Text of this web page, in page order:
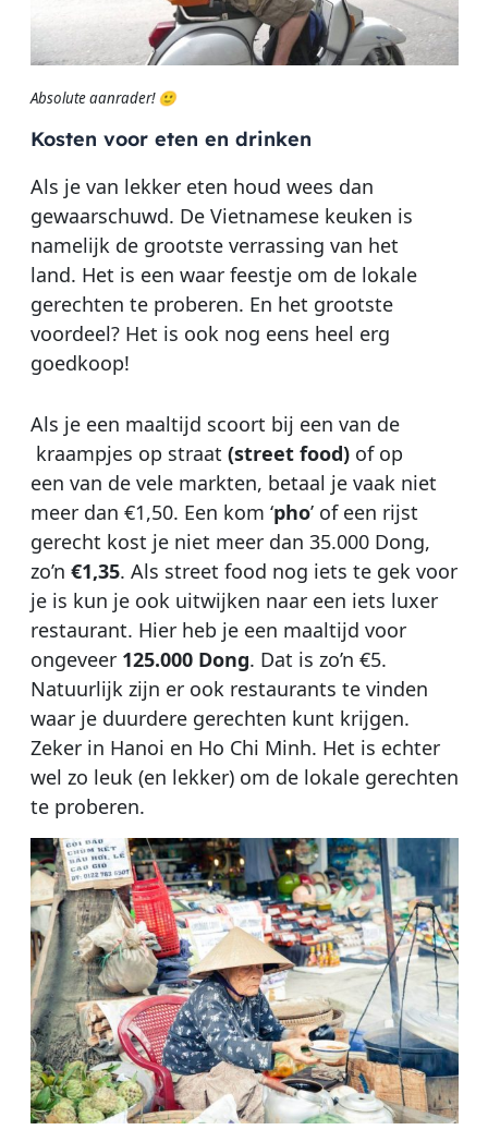
Absolute aanrader! 🙂
Kosten voor eten en drinken
Als je van lekker eten houd wees dan
gewaarschuwd. De Vietnamese keuken is
namelijk de grootste verrassing van het
land. Het is een waar feestje om de lokale
gerechten te proberen. En het grootste
voordeel? Het is ook nog eens heel erg
goedkoop!
Als je een maaltijd scoort bij een van de
kraampjes op straat (street food)of op
een van de vele markten, betaal je vaak niet
meer dan €1,50. Een kom ‘pho’ of een rijst
gerecht kost je niet meer dan 35.000 Dong,
zo’n €1,35. Als street food nog iets te gek voor
je is kun je ook uitwijken naar een iets luxer
restaurant. Hier heb je een maaltijd voor
ongeveer 125.000 Dong. Dat is zo’n €5.
Natuurlijk zijn er ook restaurants te vinden
waar je duurdere gerechten kunt krijgen.
Zeker in Hanoi en Ho Chi Minh. Het is echter
wel zo leuk (en lekker) om de lokale gerechten
te proberen.